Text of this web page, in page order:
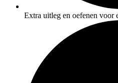
Extra uitleg en oefenen voor